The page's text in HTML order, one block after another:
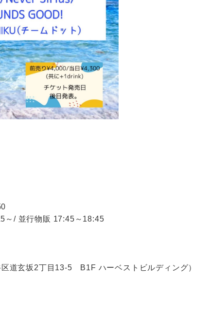
/ 並行物販 17:45～18:45
道玄坂2丁目13-5 B1F ハーベストビルディング）